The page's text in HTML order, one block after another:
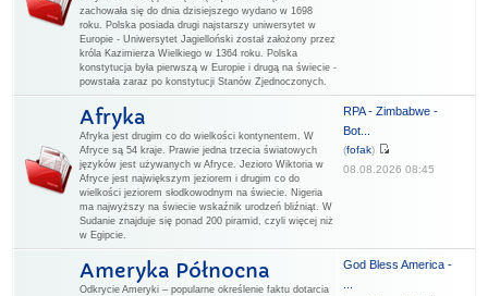
zachowała się do dnia dzisiejszego wydano w 1698
roku. Polska posiada drugi najstarszy uniwersytet w
Europie - Uniwersytet Jagielloński został założony przez
króla Kazimierza Wielkiego w 1364 roku. Polska
konstytucja była pierwszą w Europie i drugą na świecie -
powstała zaraz po konstytucji Stanów Zjednoczonych.
Afryka
Afryka jest drugim co do wielkości kontynentem. W
Afryce są 54 kraje. Prawie jedna trzecia światowych
języków jest używanych w Afryce. Jezioro Wiktoria w
Afryce jest największym jeziorem i drugim co do
wielkości jeziorem słodkowodnym na świecie. Nigeria
ma najwyższy na świecie wskaźnik urodzeń bliźniąt. W
Sudanie znajduje się ponad 200 piramid, czyli więcej niż
w Egipcie.
RPA - Zimbabwe -
Bot...
(fofak)
08.08.2026 08:45
Ameryka Północna
Odkrycie Ameryki – popularne określenie faktu dotarcia
God Bless America -